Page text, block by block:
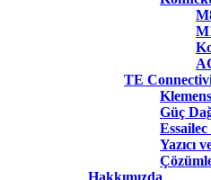
TE
Güç
Yazıcı
Hakkımızda